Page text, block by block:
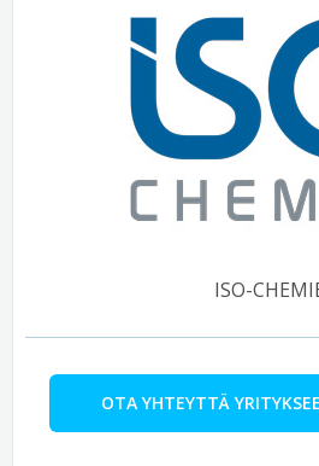
ISO-
OTA YHTEYTTÄ